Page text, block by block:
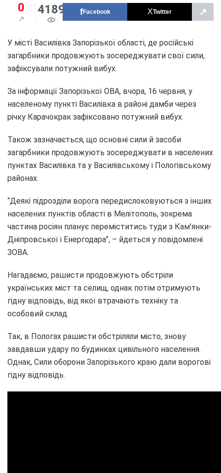
0 4189 Facebook Twitter ↗
У місті Василівка Запорізької області, де російські
загарбники продовжують зосереджувати свої сили,
зафіксували потужний вибух.
За інформації Запорізької ОВА, вчора, 16 червня, у
населеному пункті Василівка в районі дамби через
річку Карачокрак зафіксовано потужний вибух.
Також зазначається, що основні сили й засоби
загарбники продовжують зосереджувати в населених
пунктах Василівка та у Василівському і Пологівському
районах.
“Деякі підрозділи ворога передислоковуються з інших
населених пунктів області в Мелітополь, зокрема
частина росіян планує переміститись туди з Кам’янки-
Дніпровської і Енергодара”, – йдеться у повідомлені
ЗОВА.
Нагадаємо, рашисти продовжують обстріли
українських міст та селищ, однак потім отримують
гідну відповідь, від якої втрачають техніку та
особовий склад.
Так, в Пологах рашисти обстріляли місто, знову
завдавши удару по будинках цивільного населення.
Однак, Сили оборони Запорізького краю дали ворогові
гідну відповідь.